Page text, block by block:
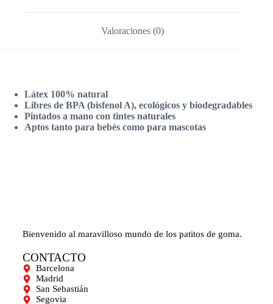
Valoraciones (0)
Látex 100% natural
Libres de BPA (bisfenol A), ecológicos y biodegradables
Pintados a mano con tintes naturales
Aptos tanto para bebés como para mascotas
Bienvenido al maravilloso mundo de los patitos de goma.
CONTACTO
Barcelona
Madrid
San Sebastián
Segovia